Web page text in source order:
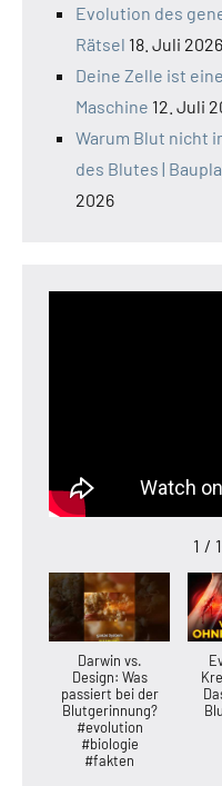
Evolution des
Rätsel 18. Juli 2026
Deine Zelle ist
Maschine 12. Juli
Warum Blut nicht
des Blutes |
2026
1 /
Darwin vs.
Design: Was
passiert bei der
Blutgerinnung?
#evolution
#biologie
#fakten